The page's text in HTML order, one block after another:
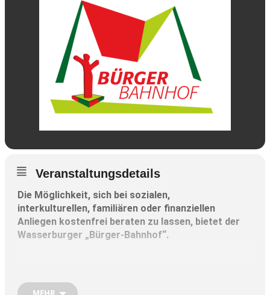
Veranstaltungsdetails
Die Möglichkeit, sich bei sozialen,
interkulturellen, familiären oder finanziellen
Anliegen kostenfrei beraten zu lassen, bietet der
Wasserburger „Bürger-Bahnhof“.
Formularausfüllhelfer gerne nach